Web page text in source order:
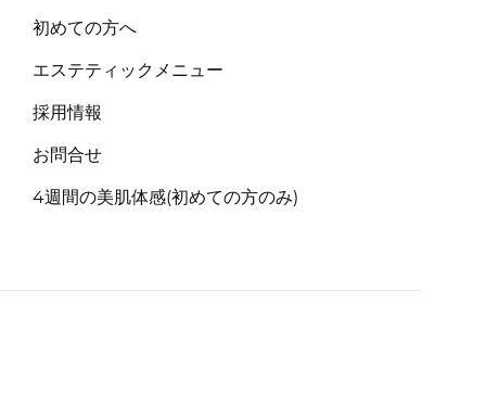
初めての方へ
エステティックメニュー
採用情報
お問合せ
4週間の美肌体感(初めての方のみ)